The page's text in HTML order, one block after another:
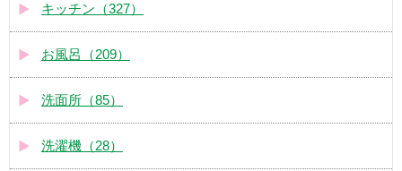
キッチン（327）
お風呂（209）
洗面所（85）
洗濯機（28）